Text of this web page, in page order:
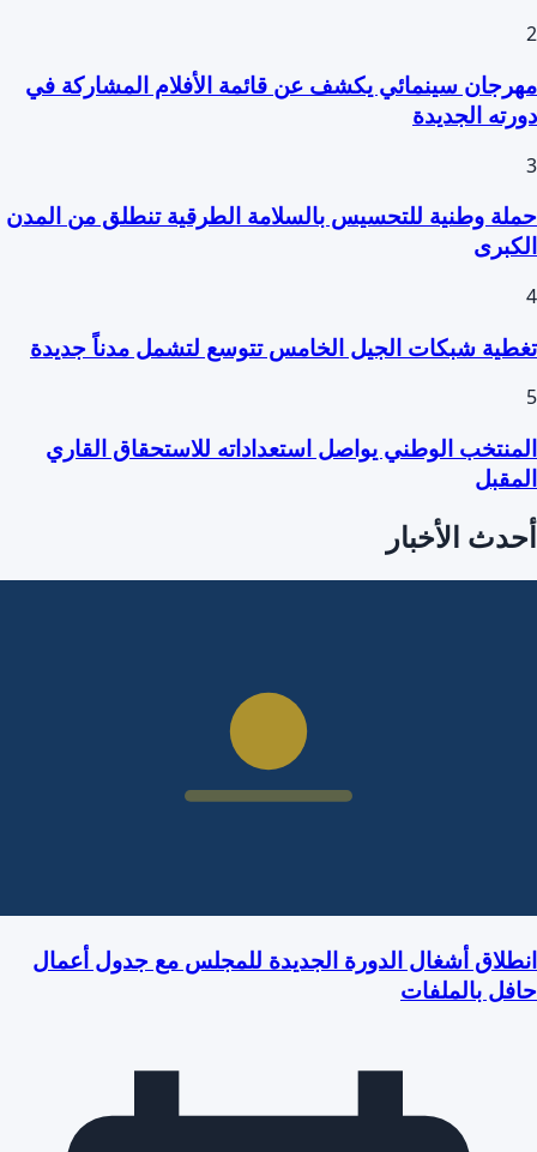
2
مهرجان سينمائي يكشف عن قائمة الأفلام المشاركة في
دورته الجديدة
3
حملة وطنية للتحسيس بالسلامة الطرقية تنطلق من المدن
الكبرى
4
تغطية شبكات الجيل الخامس تتوسع لتشمل مدناً جديدة
5
المنتخب الوطني يواصل استعداداته للاستحقاق القاري
المقبل
أحدث الأخبار
انطلاق أشغال الدورة الجديدة للمجلس مع جدول أعمال
حافل بالملفات